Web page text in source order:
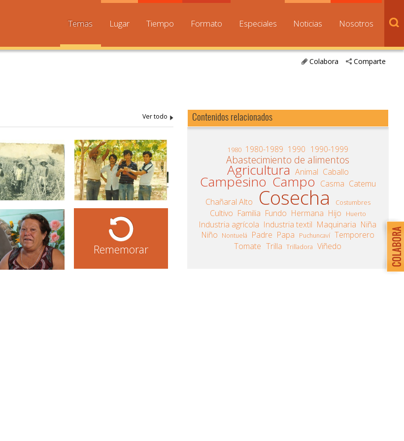
Temas Lugar Tiempo Formato Especiales Noticias Nosotros
Comparte
Colabora
Rememorar
Contenidos relacionados
1980 1980-1989 1990 1990-1999
Abastecimiento de alimentos
Agricultura Animal Caballo
Campesino Campo Casma Catemu
Chañaral Alto
Cosecha Costumbres
Cultivo Familia Fundo Hermana Hijo Huerto
Industria agrícola Industria textil Maquinaria Niña
Niño Nontuelá Padre Papa Puchuncaví Temporero
Tomate Trilla Trilladora Viñedo